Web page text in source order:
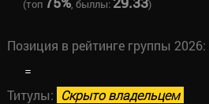
(топ , быллы: )
Позиция в рейтинге группы 2026:
=
Титулы: Скрыто владельцем